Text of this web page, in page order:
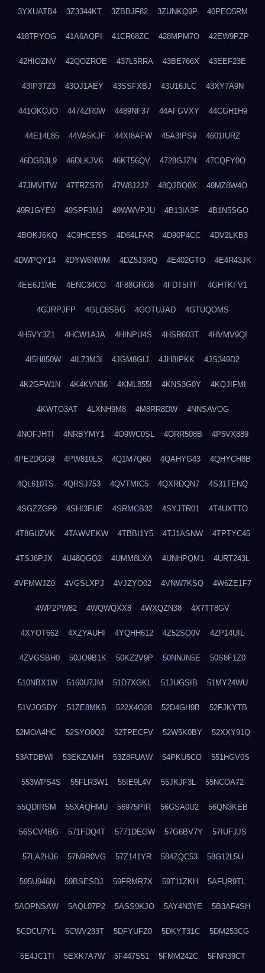
3YXUATB4 3Z3344KT 3ZBBJF82 3ZUNKQ9P 40PEO5RM
418TPYOG 41A6AQPI 41CR68ZC 428MPM7O 42EW9PZP
42HIOZNV 42QOZROE 437L5RRA 43BE766X 43EEF23E
43IP3TZ3 43OJ1AEY 43SSFXBJ 43U16JLC 43XY7A9N
441OKOJO 4474ZR0W 4489NF37 44AFGVXY 44CGH1H9
44E14L85 44VA5KJF 44XI8AFW 45A3IPS9 4601IURZ
46DGB3L9 46DLKJV6 46KT56QV 4728GJZN 47CQFY0O
47JMVITW 47TRZS70 47W8J2J2 48QJBQ0X 49MZ8W4O
49R1GYE9 49SPF3MJ 49WWVPJU 4B13IA3F 4B1N5SGO
4BOKJ6KQ 4C9HCESS 4D64LFAR 4D90P4CC 4DV2LKB3
4DWPQY14 4DYW6NWM 4DZ5J3RQ 4E402GTO 4E4R43JK
4EE6J1ME 4ENC34CO 4F88GRG8 4FDT5ITF 4GHTKFV1
4GJRPJFP 4GLC8SBG 4GOTUJAD 4GTUQOMS
4H5VY3Z1 4HCW1AJA 4HINPU4S 4HSR603T 4HVMV9QI
4I5H850W 4IL73M3I 4JGM8GIJ 4JH8IPKK 4JS349D2
4K2GFW1N 4K4KVN36 4KML855I 4KNS3G0Y 4KQJIFMI
4KWTO3AT 4LXNH9M8 4M8RR8DW 4NNSAVOG
4NOFJHTI 4NRBYMY1 4O9WC0SL 4ORR508B 4P5VX889
4PE2DGG9 4PW810LS 4Q1M7Q60 4QAHYG43 4QHYCH8B
4QL610TS 4QRSJ753 4QVTMIC5 4QXRDQN7 4S31TENQ
4SGZZGF9 4SHI3FUE 4SRMCB32 4SYJTR01 4T4UXTTO
4T8GUZVK 4TAWVEKW 4TBBI1Y5 4TJ1ASNW 4TPTYC45
4TSJ6PJX 4U48QGQ2 4UMM8LXA 4UNHPQM1 4URT243L
4VFMWJZ0 4VGSLXPJ 4VJZYO02 4VNW7KSQ 4W6ZE1F7
4WP2PW82 4WQWQXX8 4WXQZN38 4X7TT8GV
4XYOT662 4XZYAUHI 4YQHH612 4Z52SO0V 4ZP14UIL
4ZVGSBH0 50JO9B1K 50KZ2V9P 50NNJN5E 50S8F1Z0
510NBX1W 5160U7JM 51D7XGKL 51JUGSIB 51MY24WU
51VJOSDY 51ZE8MKB 522X4O28 52D4GH9B 52FJKYTB
52MOA4HC 52SYO0Q2 52TPECFV 52W5K0BY 52XXY91Q
53ATDBWI 53EKZAMH 53Z8FUAW 54PKU5CO 551HGV0S
553WPS4S 55FLR3W1 55IE9L4V 55JKJF3L 55NCOA72
55QDIRSM 55XAQHMU 56975PIR 56GSA0U2 56QN3KEB
56SCV4BG 571FDQ4T 5771DEGW 57G6BV7Y 57IUFJJS
57LA2HJ6 57N9R0VG 57Z141YR 584ZQC53 58G12L5U
595U946N 59BSESDJ 59FRMR7X 59T11ZKH 5AFUR9TL
5AOPNSAW 5AQL07P2 5ASS9KJO 5AY4N3YE 5B3AF4SH
5CDCU7YL 5CWV233T 5DFYUFZ0 5DKYT31C 5DM253CG
5E4JC1TI 5EXK7A7W 5F447S51 5FMM242C 5FNR39CT